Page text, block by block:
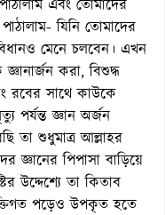
এবং তোমাদের
যিনি তোমাদের
মেনে চলবেন। এখন
করা, বিশুদ্ধ
রবের সাথে কাউকে
পর্যন্ত জ্ঞান অর্জন
তা শুধুমাত্র আল্লাহর
পিপাসা বাড়িয়ে
উদ্দেশ্যে তা কিতাব
পড়েও উপকৃত হতে